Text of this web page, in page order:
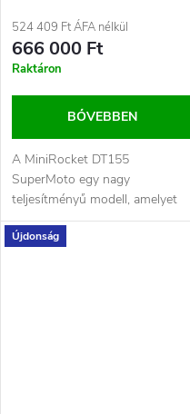
524 409 Ft ÁFA nélkül
666 000 Ft
Raktáron
BŐVEBBEN
A MiniRocket DT155
SuperMoto egy nagy
teljesítményű modell, amelyet
versenyzők és pit bike rajongók
számára terveztek...
Újdonság